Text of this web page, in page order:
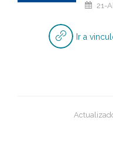
21-
Ir a